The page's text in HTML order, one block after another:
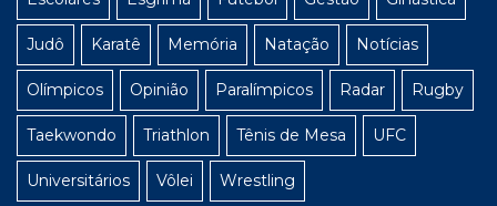
Judô Karatê Memória Natação Notícias
Olímpicos Opinião Paralímpicos Radar Rugby
Taekwondo Triathlon Tênis de Mesa UFC
Universitários Vôlei Wrestling